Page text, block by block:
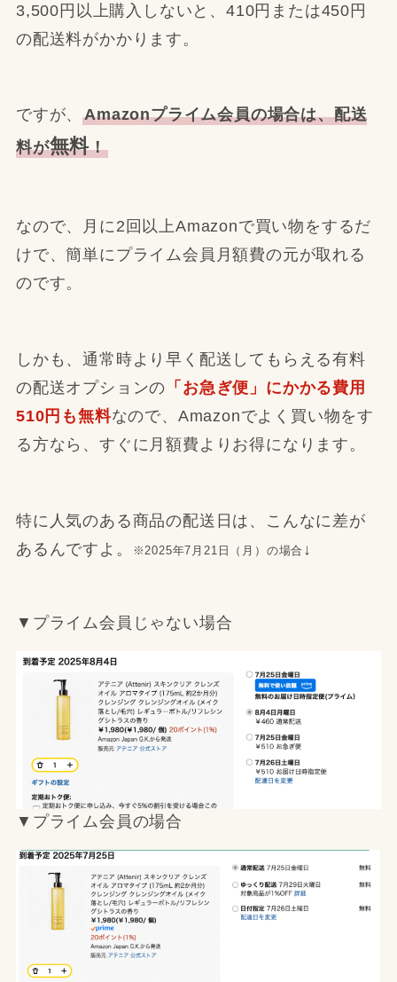
3,500円以上購入しないと、410円または450円
の配送料がかかります。
ですが、Amazonプライム会員の場合は、配送
料が無料！
なので、月に2回以上Amazonで買い物をするだ
けで、簡単にプライム会員月額費の元が取れる
のです。
しかも、通常時より早く配送してもらえる有料
の配送オプションの 「お急ぎ便」にかかる費用
510円も無料なので、Amazonでよく買い物をす
る方なら、すぐに月額費よりお得になります。
特に人気のある商品の配送日は、こんなに差が
あるんですよ。
※2025年7月21日（月）の場合 ↓
▼プライム会員じゃない場合
▼プライム会員の場合